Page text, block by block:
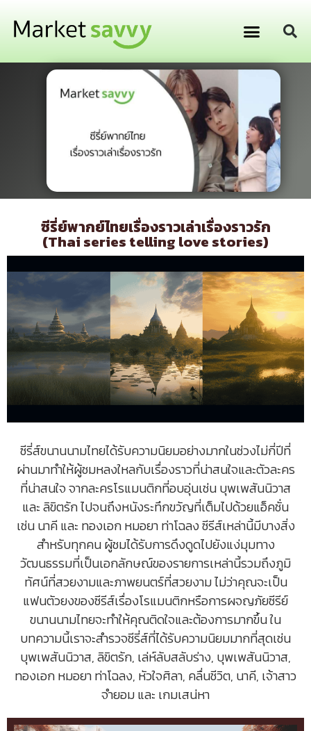
ซีรี่ย์พากย์ไทยเรื่องราวเล่าเรื่องราวรัก
(Thai series telling love stories)
ซีรี่ส์ขนานนามไทยได้รับความนิยมอย่างมากในช่วงไม่กี่ปีที่
ผ่านมาทำให้ผู้ชมหลงใหลกับเรื่องราวที่น่าสนใจและตัวละคร
ที่น่าสนใจ จากละครโรแมนติกที่อบอุ่นเช่น บุพเพสันนิวาส
และ ลิขิตรัก ไปจนถึงหนังระทึกขวัญที่เต็มไปด้วยแอ็คชั่น
เช่น นาคี และ ทองเอก หมอยา ท่าโฉลง ซีรีส์เหล่านี้มีบางสิ่ง
สำหรับทุกคน ผู้ชมได้รับการดึงดูดไปยังแง่มุมทาง
วัฒนธรรมที่เป็นเอกลักษณ์ของรายการเหล่านี้รวมถึงภูมิ
ทัศน์ที่สวยงามและภาพยนตร์ที่สวยงาม ไม่ว่าคุณจะเป็น
แฟนตัวยงของซีรีส์เรื่องโรแมนติกหรือการผจญภัยซีรีย์
ขนานนามไทยจะทำให้คุณติดใจและต้องการมากขึ้น ใน
บทความนี้เราจะสำรวจซีรี่ส์ที่ได้รับความนิยมมากที่สุดเช่น
บุพเพสันนิวาส, ลิขิตรัก, เล่ห์ลับสลับร่าง, บุพเพสันนิวาส,
ทองเอก หมอยา ท่าโฉลง, หัวใจศิลา, คลื่นชีวิต, นาคี, เจ้าสาว
จำยอม และ เกมเสน่หา